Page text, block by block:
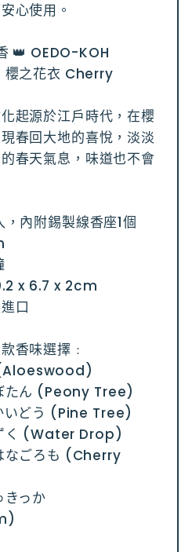
心使用。
👑 OEDO-KOH
櫻之花衣 Cherry
起源於江戶時代，在櫻
春回大地的喜悅，淡淡
春天氣息，味道也不會
內附錫製線香座1個
x 6.7 x 2cm
口
香味選擇﹕
(Aloeswood)
たん (Peony Tree)
いどう (Pine Tree)
く (Water Drop)
なごろも (Cherry
っか